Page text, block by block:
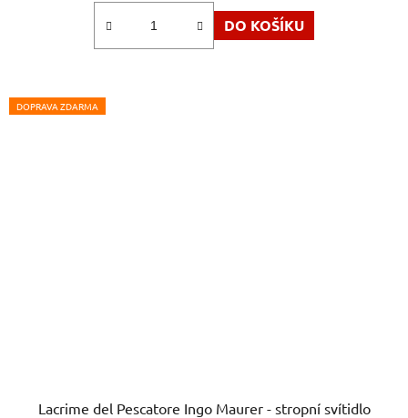
DO KOŠÍKU
DOPRAVA ZDARMA
Lacrime del Pescatore Ingo Maurer - stropní svítidlo